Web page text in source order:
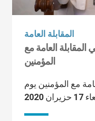
المقابلة العامة
المقابلة العامة مع
المؤمنين
مع المؤمنين يوم
2020